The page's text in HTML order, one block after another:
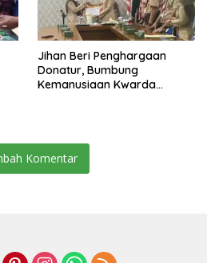
Jihan Beri Penghargaan
Donatur, Bumbung
Kemanusiaan Kwarda
Komentar